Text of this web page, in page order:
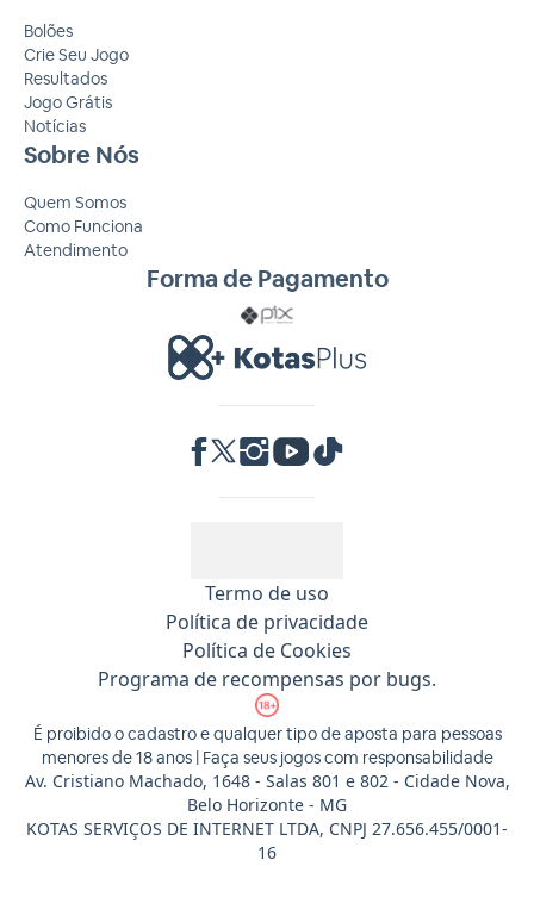
Bolões
Crie Seu Jogo
Resultados
Jogo Grátis
Notícias
Sobre Nós
Quem Somos
Como Funciona
Atendimento
Forma de Pagamento
Termo de uso
Política de privacidade
Política de Cookies
Programa de recompensas por bugs.
É proibido o cadastro e qualquer tipo de aposta para pessoas
menores de 18 anos | Faça seus jogos com responsabilidade
Av. Cristiano Machado, 1648 - Salas 801 e 802 - Cidade Nova,
Belo Horizonte - MG
KOTAS SERVIÇOS DE INTERNET LTDA, CNPJ 27.656.455/0001-
16